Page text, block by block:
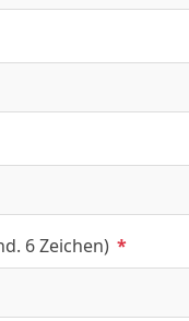
6 Zeichen) *